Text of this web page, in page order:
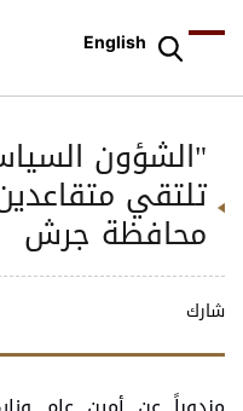
English
"الشؤون
تلتقي
محافظة جرش
شارك